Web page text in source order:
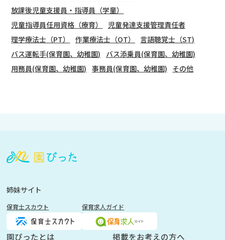
放課後児童支援員・指導員（学童）
児童指導員任用資格（療育）
児童発達支援管理責任者
理学療法士（PT）
作業療法士（OT）
言語聴覚士（ST)
バス運転手(保育園、幼稚園)
バス添乗員(保育園、幼稚園)
用務員(保育園、幼稚園) 事務員(保育園、幼稚園) その他
登
く
姉妹サイト
保育士スカウト 保育求人ガイド
園ぴったとは 掲載をお考えの方へ